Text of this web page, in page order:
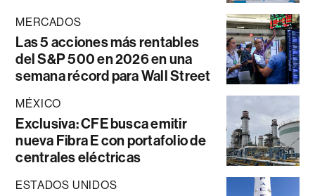
MERCADOS
Las 5 acciones más rentables
del S&P 500 en 2026 en una
semana récord para Wall Street
MÉXICO
Exclusiva: CFE busca emitir
nueva Fibra E con portafolio de
centrales eléctricas
ESTADOS UNIDOS